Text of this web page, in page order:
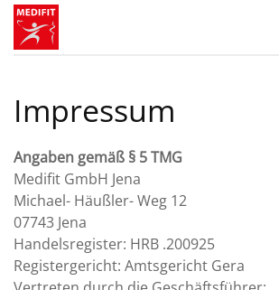
Zum Hauptinhalt springen
Impressum
Angaben gemäß § 5 TMG
Medifit GmbH Jena
Michael- Häußler- Weg 12
07743 Jena
Handelsregister: HRB .200925
Registergericht: Amtsgericht Gera